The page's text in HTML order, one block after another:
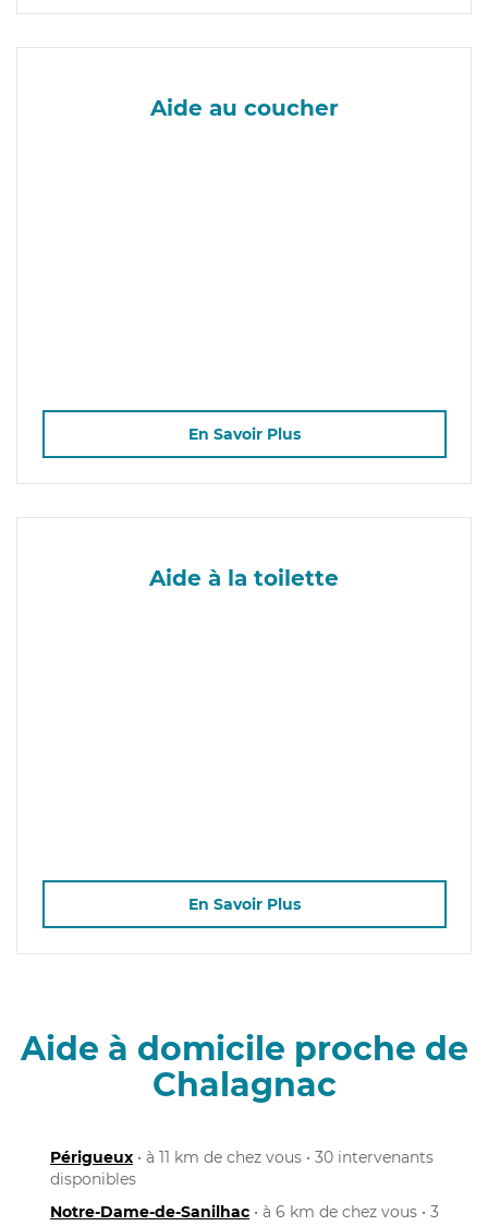
Aide au coucher
En Savoir Plus
Aide à la toilette
En Savoir Plus
Aide à domicile proche de
Chalagnac
Périgueux • à 11 km de chez vous • 30 intervenants
disponibles
Notre-Dame-de-Sanilhac • à 6 km de chez vous • 3